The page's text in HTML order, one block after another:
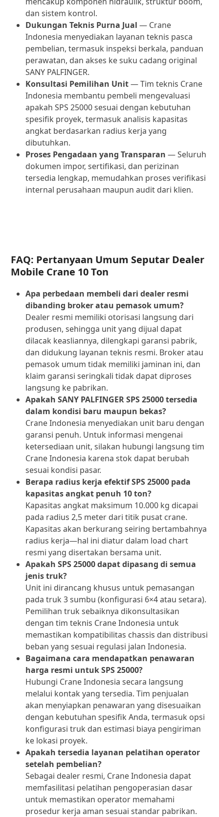
dan sistem kontrol.
Dukungan Teknis Purna Jual — Crane
Indonesia menyediakan layanan teknis pasca
pembelian, termasuk inspeksi berkala, panduan
perawatan, dan akses ke suku cadang original
SANY PALFINGER.
Konsultasi Pemilihan Unit— Tim teknis Crane
Indonesia membantu pembeli mengevaluasi
apakah SPS 25000 sesuai dengan kebutuhan
spesifik proyek, termasuk analisis kapasitas
angkat berdasarkan radius kerja yang
dibutuhkan.
Proses Pengadaan yang Transparan — Seluruh
dokumen impor, sertifikasi, dan perizinan
tersedia lengkap, memudahkan proses verifikasi
internal perusahaan maupun audit dari klien.
FAQ: Pertanyaan Umum Seputar Dealer
Mobile Crane 10 Ton
Apa perbedaan membeli dari dealer resmi
dibanding broker atau pemasok umum?
Dealer resmi memiliki otorisasi langsung dari
produsen, sehingga unit yang dijual dapat
dilacak keasliannya, dilengkapi garansi pabrik,
dan didukung layanan teknis resmi. Broker atau
pemasok umum tidak memiliki jaminan ini, dan
klaim garansi seringkali tidak dapat diproses
langsung ke pabrikan.
Apakah SANY PALFINGER SPS 25000 tersedia
dalam kondisi baru maupun bekas?
Crane Indonesia menyediakan unit baru dengan
garansi penuh. Untuk informasi mengenai
ketersediaan unit, silakan hubungi langsung tim
Crane Indonesia karena stok dapat berubah
sesuai kondisi pasar.
Berapa radius kerja efektif SPS 25000 pada
kapasitas angkat penuh 10 ton?
Kapasitas angkat maksimum 10.000 kg dicapai
pada radius 2,5 meter dari titik pusat crane.
Kapasitas akan berkurang seiring bertambahnya
radius kerja—hal ini diatur dalam load chart
resmi yang disertakan bersama unit.
Apakah SPS 25000 dapat dipasang di semua
jenis truk?
Unit ini dirancang khusus untuk pemasangan
pada truk 3 sumbu (konfigurasi 6×4 atau setara).
Pemilihan truk sebaiknya dikonsultasikan
dengan tim teknis Crane Indonesia untuk
memastikan kompatibilitas chassis dan distribusi
beban yang sesuai regulasi jalan Indonesia.
Bagaimana cara mendapatkan penawaran
harga resmi untuk SPS 25000?
Hubungi Crane Indonesia secara langsung
melalui kontak yang tersedia. Tim penjualan
akan menyiapkan penawaran yang disesuaikan
dengan kebutuhan spesifik Anda, termasuk opsi
konfigurasi truk dan estimasi biaya pengiriman
ke lokasi proyek.
Apakah tersedia layanan pelatihan operator
setelah pembelian?
Sebagai dealer resmi, Crane Indonesia dapat
memfasilitasi pelatihan pengoperasian dasar
untuk memastikan operator memahami
prosedur kerja aman sesuai standar pabrikan.